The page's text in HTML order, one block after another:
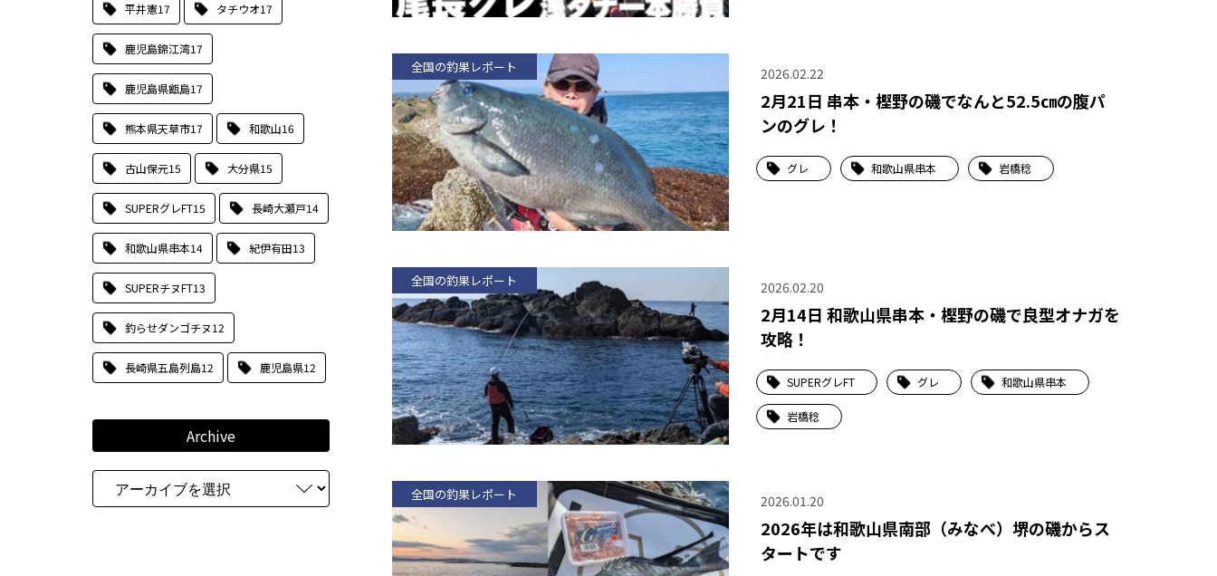
平井憲17 タチウオ17
鹿児島錦江湾17
鹿児島県甑島17
熊本県天草市17 和歌山16
古山保元15 大分県15
SUPERグレFT15 長崎大瀬戸14
和歌山県串本14 紀伊有田13
SUPERチヌFT13
釣らせダンゴチヌ12
長崎県五島列島12 鹿児島県12
Archive
全国の釣果レポート 2026.02.22
2月21日 串本・樫野の磯でなんと52.5㎝の腹パ
ンのグレ！
グレ 和歌山県串本 岩橋稔
全国の釣果レポート 2026.02.20
2月14日 和歌山県串本・樫野の磯で良型オナガを
攻略！
SUPERグレFT グレ 和歌山県串本
岩橋稔
全国の釣果レポート 2026.01.20
2026年は和歌山県南部（みなべ）堺の磯からス
タートです